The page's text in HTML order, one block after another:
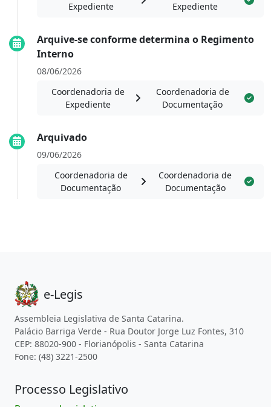
Expediente
Expediente
Arquive-se conforme determina o Regimento
Interno
08/06/2026
Coordenadoria de
Expediente
Coordenadoria de
Documentação
Arquivado
09/06/2026
Coordenadoria de
Documentação
Coordenadoria de
Documentação
e-Legis
Assembleia Legislativa de Santa Catarina.
Palácio Barriga Verde - Rua Doutor Jorge Luz Fontes, 310
CEP: 88020-900 - Florianópolis - Santa Catarina
Fone: (48) 3221-2500
Processo Legislativo